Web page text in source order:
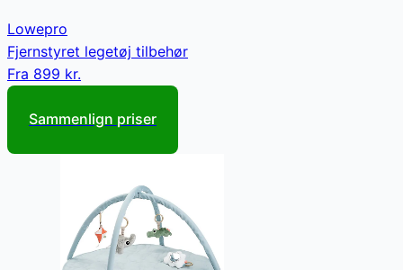
Lowepro
Fjernstyret legetøj tilbehør
Fra 899 kr.
Sammenlign priser